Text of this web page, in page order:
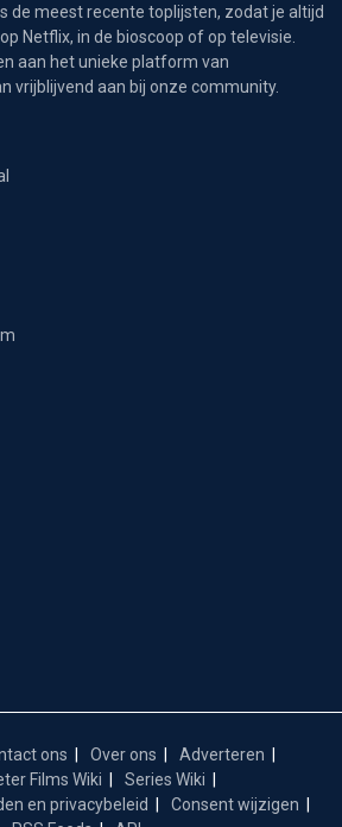
de meest recente toplijsten, zodat je altijd
Netflix, in de bioscoop of op televisie.
aan het unieke platform van
vrijblijvend aan bij onze community.
ons Over ons
Adverteren
Films Wiki
Series Wiki
en privacybeleid
Consent wijzigen